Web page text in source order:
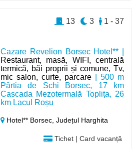
Cazare Revelion Borsec Hotel** |
Restaurant, masă, WIFI, centrală
termică, băi proprii și comune, Tv,
mic salon, curte, parcare | 500 m
Pârtia de Schi Borsec, 17 km
Cascada Mezotermală Toplița, 26
km Lacul Roșu
Hotel** Borsec,Județul Harghita
Tichet | Card vacanță
1 - 37
3
13